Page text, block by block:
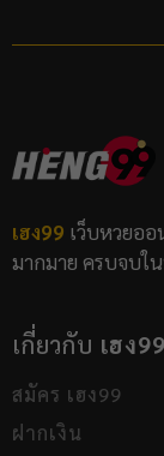
เฮง99 เว็บหวยอ
มากมาย ครบจบใ
เกี่ยวกับ เฮง99
สมัคร เฮง99
ฝากเงิน